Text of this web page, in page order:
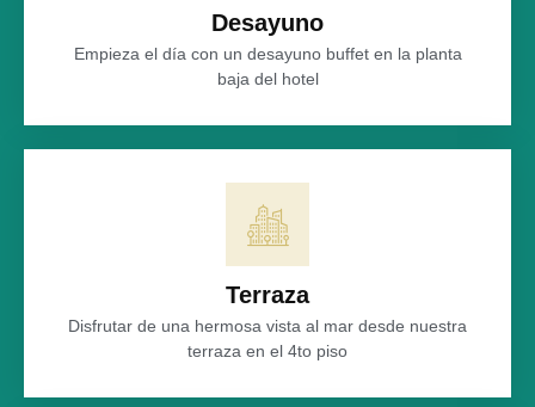
Desayuno
Empieza el día con un desayuno buffet en la planta
baja del hotel
Terraza
Disfrutar de una hermosa vista al mar desde nuestra
terraza en el 4to piso